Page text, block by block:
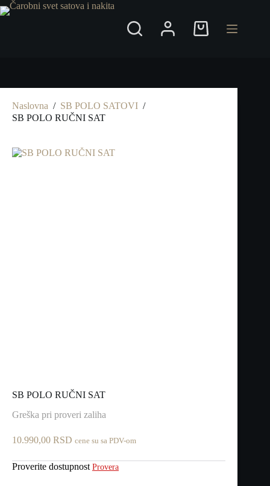
Preskoči
na
Shopping
Naslovna / SB POLO SATOVI /
SB POLO RUČNI SAT
SB POLO RUČNI SAT
Greška pri proveri zaliha
10.990,00 RSD cene su sa PDV-om
Proverite dostupnost Provera